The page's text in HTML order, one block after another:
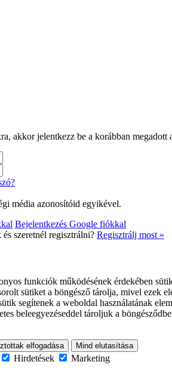
akkor jelentkezz be a korábban megadott
média azonosítóid egyikével.
Bejelentkezés Google fiókkal
szeretnél regisztrálni? Regisztrálj most »
funkciók működésének érdekében
sütiket a böngésző tárolja, mivel ezek
segítenek a weboldal használatának
beleegyezéseddel tároljuk a
elfogadása Mind elutasítása
Hirdetések Marketing